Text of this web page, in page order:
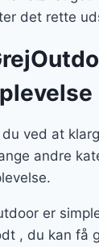
det rette
du ved at
andre
er
, du kan få